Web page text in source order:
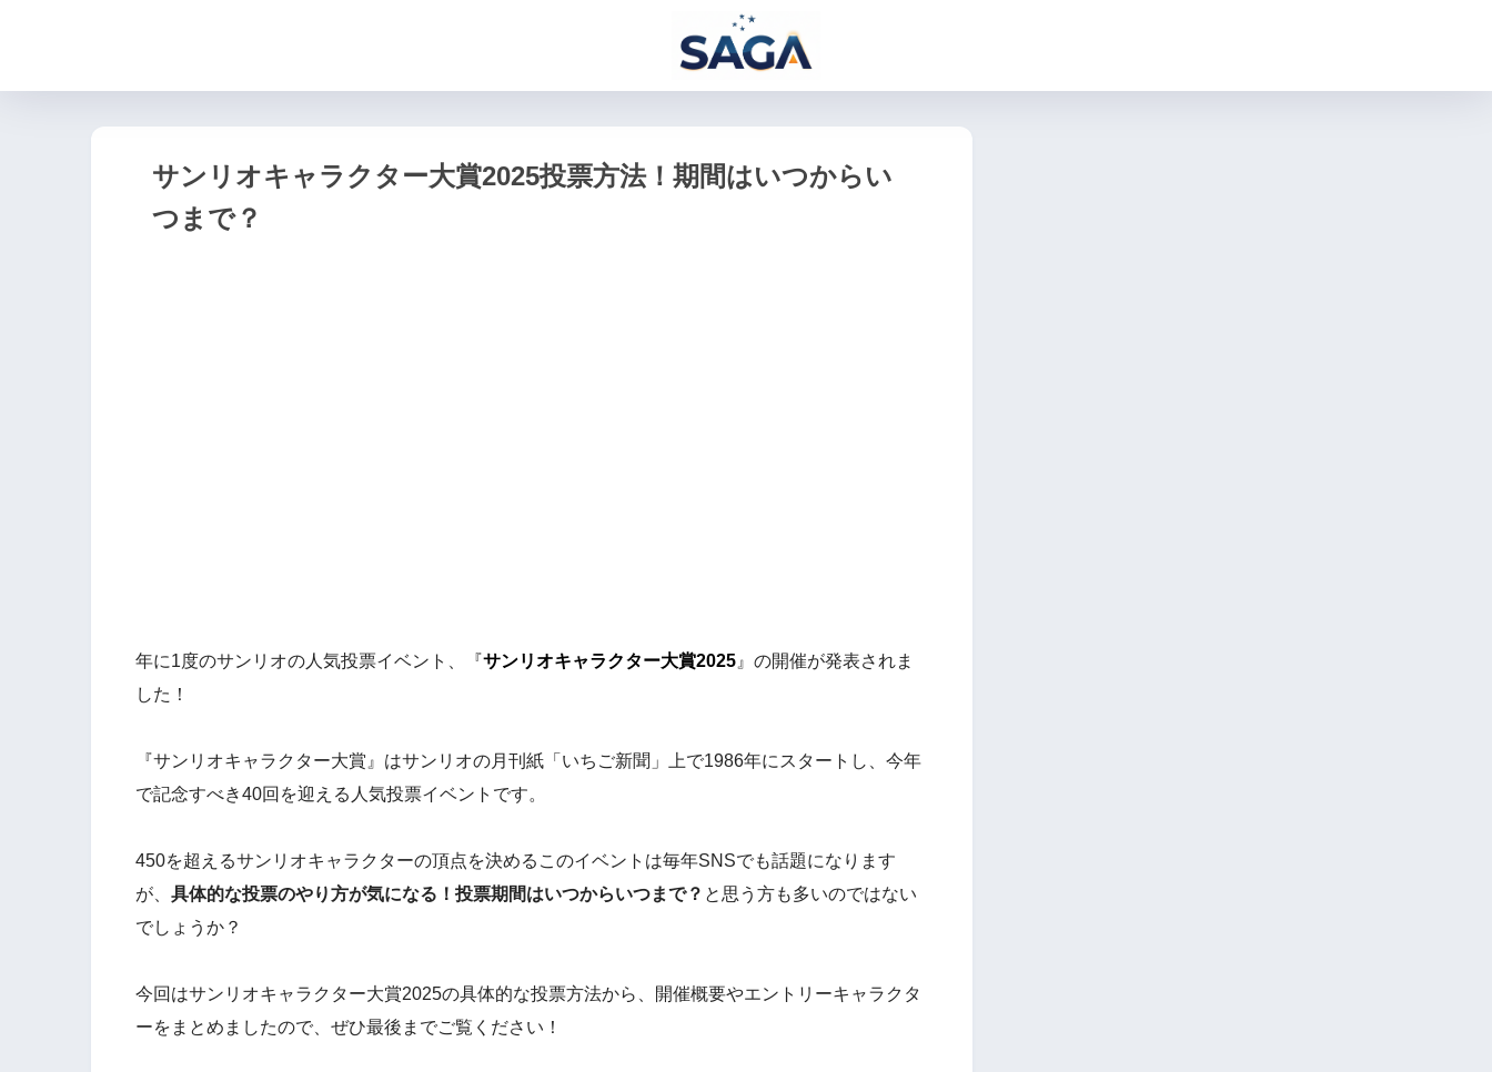
サンリオキャラクター大賞2025投票方法！期間はいつからい
つまで？
年に1度のサンリオの人気投票イベント、『サンリオキャラクター大賞2025 』の開催が発表されま
した！
『サンリオキャラクター大賞』はサンリオの月刊紙「いちご新聞」上で1986年にスタートし、 今年
で記念すべき40回を迎える人気投票イベントです。
450を超えるサンリオキャラクターの頂点を決めるこのイベントは毎年SNSでも話題になります
が、 具体的な投票のやり方が気になる！投票期間はいつからいつまで？ と思う方も多いのではない
でしょうか？
今回はサンリオキャラクター大賞2025の具体的な投票方法から、開催概要やエントリーキャラクタ
ーをまとめましたので、ぜひ最後までご覧ください！